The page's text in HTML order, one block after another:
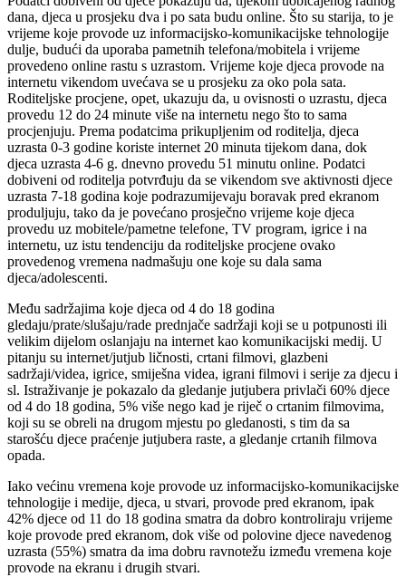
dana, djeca u prosjeku dva i po sata budu online. Što su starija, to je
vrijeme koje provode uz informacijsko-komunikacijske tehnologije
dulje, budući da uporaba pametnih telefona/mobitela i vrijeme
provedeno online rastu s uzrastom. Vrijeme koje djeca provode na
internetu vikendom uvećava se u prosjeku za oko pola sata.
Roditeljske procjene, opet, ukazuju da, u ovisnosti o uzrastu, djeca
provedu 12 do 24 minute više na internetu nego što to sama
procjenjuju. Prema podatcima prikupljenim od roditelja, djeca
uzrasta 0-3 godine koriste internet 20 minuta tijekom dana, dok
djeca uzrasta 4-6 g. dnevno provedu 51 minutu online. Podatci
dobiveni od roditelja potvrđuju da se vikendom sve aktivnosti djece
uzrasta 7-18 godina koje podrazumijevaju boravak pred ekranom
produljuju, tako da je povećano prosječno vrijeme koje djeca
provedu uz mobitele/pametne telefone, TV program, igrice i na
internetu, uz istu tendenciju da roditeljske procjene ovako
provedenog vremena nadmašuju one koje su dala sama
djeca/adolescenti.
Među sadržajima koje djeca od 4 do 18 godina
gledaju/prate/slušaju/rade prednjače sadržaji koji se u potpunosti ili
velikim dijelom oslanjaju na internet kao komunikacijski medij. U
pitanju su internet/jutjub ličnosti, crtani filmovi, glazbeni
sadržaji/videa, igrice, smiješna videa, igrani filmovi i serije za djecu i
sl. Istraživanje je pokazalo da gledanje jutjubera privlači 60% djece
od 4 do 18 godina, 5% više nego kad je riječ o crtanim filmovima,
koji su se obreli na drugom mjestu po gledanosti, s tim da sa
starošću djece praćenje jutjubera raste, a gledanje crtanih filmova
opada.
Iako većinu vremena koje provode uz informacijsko-komunikacijske
tehnologije i medije, djeca, u stvari, provode pred ekranom, ipak
42% djece od 11 do 18 godina smatra da dobro kontroliraju vrijeme
koje provode pred ekranom, dok više od polovine djece navedenog
uzrasta (55%) smatra da ima dobru ravnotežu između vremena koje
provode na ekranu i drugih stvari.